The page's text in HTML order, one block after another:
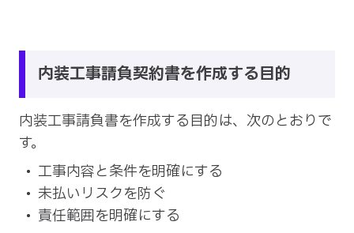
内装工事請負契約書を作成する目的
内装工事請負書を作成する目的は、次のとおりで
す。
工事内容と条件を明確にする
未払いリスクを防ぐ
責任範囲を明確にする